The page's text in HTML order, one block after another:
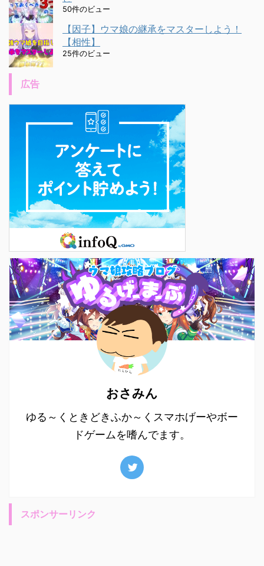
50件のビュー
【因子】ウマ娘の継承をマスターしよう！
【相性】
25件のビュー
広告
おさみん
ゆる～くときどきふか～くスマホげーやボー
ドゲームを嗜んでます。
スポンサーリンク